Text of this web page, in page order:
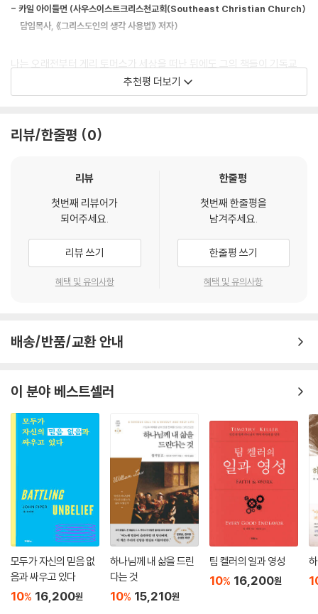
하나님을 위해 모험한 적이 언제인가?
--- p.61
쇠사슬과 어두움에 둘러싸였을 때 “삼손은 도와 달라고 외치지 않았다. 자
신의 외침에 신경 쓸 사람이 가까이에 아무도 없다는 것을 알았기 때문이
다.” 그는 철저히 혼자였다. 하지만 다윗의 상황은 전혀 달랐다. “그는 지옥
었고, 친구들도 그를 바라보았다. 그가 도움을 요청하지 못할 만큼 약하고
혼란스러워졌을 때도 친구들은 그가 곤경에 처한 것을 보고 그를 구하기
다. “당신이 그 사람이라”(삼하 12:7). 나단은 다윗을 회개로 이끌고 새로
운 방향을 가리켰다. 하나님이 우리 모두에게도 이런 친구를 주시기를! 하
지만 삼손처럼 철저히 혼자 살면, 삼손처럼 철저히 혼자 죽게 될 가능성이
공동체는 우리를 풍성한 삶으로 다시 불러낸다. 당신이 낙심할 때 내 안의
우리는 날마다 그 삶을 붙들어야 한다는 사실을 서로에게 일깨워 주어야
한다. 직접적인 권면일 수도 있고, 미소나 소망을 담은 다정한 말, 격려, 시
--- p.108
복음을 “예수님은 우리가 죄를 용서받고 그분과 함께 천국에 살 수 있도록
완벽한 삶을 살다가 십자가에서 돌아가신 뒤 죽음에서 다시 살아나셨
다”로 정리할 수 있다고 생각한다면 누가복음 9장 6절 말씀을 보라. “제자
들이 나가 각 마을에 두루 다니며 곳곳에 복음을 전하며 병을 고치더라.”
여기서 제자들이 복음을 전할 때는 예수님이 아직 살아 계실 때였다. 그렇
다면 당연히 그들이 십자가나 예수님의 부활에 관해 전할 수는 없었을 것
이다. 당시 제자들은 우리가 흔히 복음 전체로 여기는 이 사실들에 관해 이
야기하지 않았다. 그렇다면 그들이 전한 “복음”이란 과연 무엇이었을까?
누가복음 9장 2절은 이렇게 말한다. “〔예수님이〕 하나님의 나라를 전
파하며 앓는 자를 고치게 하려고 〔제자들을〕 내보내시며.” 다시 말하지
만 당시는 예수님이 돌아가시기 전이었다. 그렇다면 제자들은 무엇을 전했
던 것일까? 바로 새로운 세상이 왔다는 소식이었다. 하나님이 우리를 반역
추고 본질적인 사명 위에 다시 서도록 돕는다.
- 카일 아이들먼 (사우스이스트크리스천교회(Southeast Christian Church)
담임목사, 《그리스도인의 생각 사용법》 저자)
나는 오래전부터 게리 토머스가 세상을 떠난 뒤에도 그의 책들이 기독교
저술의 고전으로 남을 것이라 말해 왔다. 그를 알고 지내며 인터뷰하는 특
권을 누리는 동안 지켜본 바로, 그는 전능하신 하나님과 하나가 되는 데 가
이 갈구한다. 상투적인 말이나 공식에 안주하지 않고, 성경적 진리와 예수
조차 해 본 적 없는 거짓말들을 해체한다. 하지만 이것들은 결코 예사로운
거짓말이 아니다. 그는 우리의 신앙생활을 자기중심적으로 변질시키고 개
인의 취향을 우상으로 숭배하게 만드는 그릇된 믿음의 실체를 파헤친다.
하는 온전한 삶을 살지 못하게 가로막는다. 철 지난 무거운 겨울옷을 벗어
던지듯 거짓말을 벗어 던질 준비가 되었는가? 그렇다면 이 책에 담긴 진리
가 당신의 영혼에 깊이 스며들게 하라. 생명을 주는 새로운 계절이 당신을
계속해서 책장을 넘기게 했다. 우리는 지금 지혜가 절실히 요구되는 시대
를 살고 있으며, 이 책은 더할 나위 없이 적절한 때에 우리를 찾아왔다.
- 새러 해거티(Sara Hagerty) (Unseen(보이지 않음) 저자)
잘 알려진 길과 인적이 드문 길을 함께 보여 주는 지도처럼 《거듭남 그 이
후》는 독자들이 자신의 신앙 여정을 다시 살펴보도록 이끈다. 이 책에서 제
안한 경로와 다른 길을 선택하는 이들도 있겠지만, 그럼에도 이 책은 영적
삶이라는 복잡한 지형을 헤쳐 나가려는 모든 이들에게 신뢰할 만한 나침반
이 되어 줄 것이다.
- 프랭크 바이올라 (《인써전스》 저자)
게리 토머스가 거듭난 우리가 하나님과 친밀해지기 위해 살아야 할 삶에
추천평 더보기
리뷰/한줄평 0
리뷰
첫번째 리뷰어가
되어주세요.
리뷰 쓰기
혜택 및 유의사항
한줄평
첫번째 한줄평을
남겨주세요.
한줄평 쓰기
혜택 및 유의사항
배송/반품/교환 안내
이 분야 베스트셀러
모두가 자신의 믿음 없
음과 싸우고 있다
10% 16,200원
하나님께 내 삶을 드린
다는 것
10% 15,210원
팀 켈러의 일과 영성
10% 16,200원